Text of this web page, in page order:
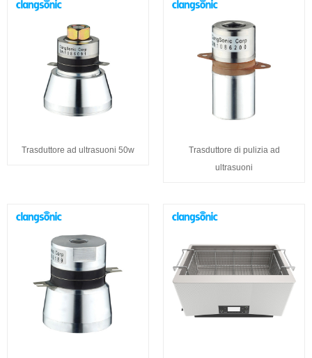
Trasduttore ad ultrasuoni 50w
Trasduttore di pulizia ad
ultrasuoni